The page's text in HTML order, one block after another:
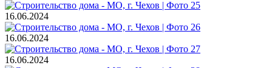
16.06.2024
16.06.2024
16.06.2024